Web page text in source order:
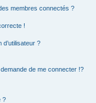
membres connectés ?
!
?
de me connecter !?
?